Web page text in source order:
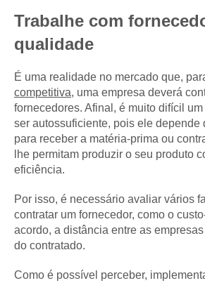
Trabalhe com
qualidade
É uma realidade no mercado que,
competitiva, uma empresa deverá
fornecedores. Afinal, é muito difícil
ser autossuficiente, pois ele depende
para receber a matéria-prima ou
lhe permitam produzir o seu produto
eficiência.
Por isso, é necessário avaliar vários
contratar um fornecedor, como o
acordo, a distância entre as
do contratado.
Como é possível perceber,